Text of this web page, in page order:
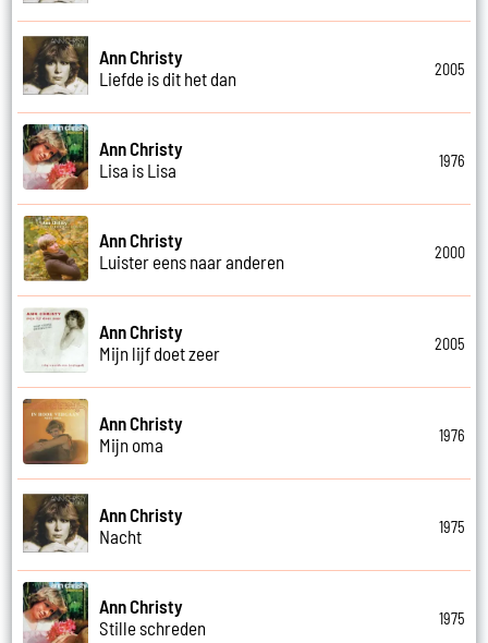
Ann Christy
Liefde is dit het dan
2005
Ann Christy
Lisa is Lisa
1976
Ann Christy
Luister eens naar anderen
2000
Ann Christy
Mijn lijf doet zeer
2005
Ann Christy
Mijn oma
1976
Ann Christy
Nacht
1975
Ann Christy
Stille schreden
1975